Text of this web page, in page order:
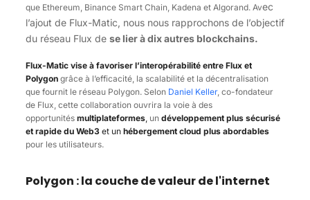
que Ethereum, Binance Smart Chain, Kadena et Algorand. Avec
l’ajout de Flux-Matic, nous nous rapprochons de l’objectif
du réseau Flux de se lier à dix autres blockchains.
Flux-Matic vise à favoriser l’interopérabilité entre Flux et
Polygon grâce à l’efficacité, la scalabilité et la décentralisation
que fournit le réseau Polygon. Selon Daniel Keller, co-fondateur
de Flux, cette collaboration ouvrira la voie à des
opportunités multiplateformes,un développement plus sécurisé
et rapide du Web3et un hébergement cloud plus abordables
pour les utilisateurs.
Polygon : la couche de valeur de l'internet